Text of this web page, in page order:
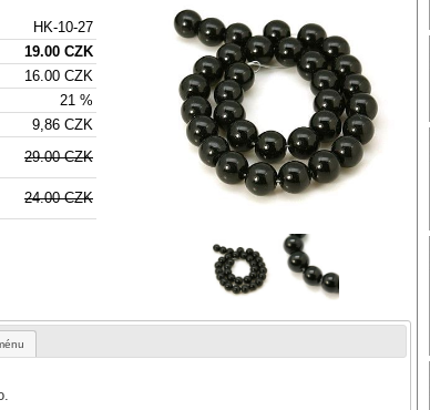
HK-10-27
19.00 CZK
16.00 CZK
21 %
9,86 CZK
29.00 CZK
24.00 CZK